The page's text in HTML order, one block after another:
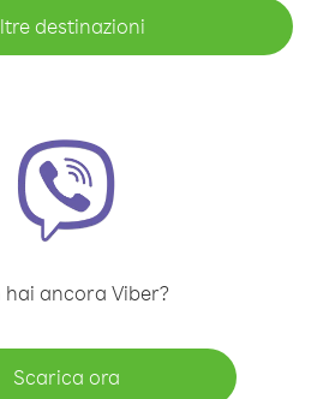
destinazioni
hai ancora Viber?
Scarica ora